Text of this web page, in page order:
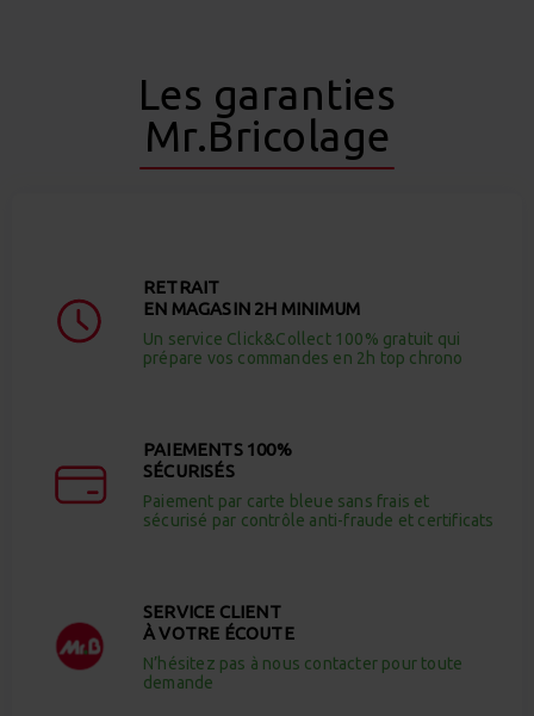
Les garanties
Mr.Bricolage
RETRAIT
EN MAGASIN 2H MINIMUM
Un service Click&Collect 100% gratuit qui
prépare vos commandes en 2h top chrono
PAIEMENTS 100%
SÉCURISÉS
Paiement par carte bleue sans frais et
sécurisé par contrôle anti-fraude et certificats
SERVICE CLIENT
À VOTRE ÉCOUTE
N’hésitez pas à nous contacter pour toute
demande